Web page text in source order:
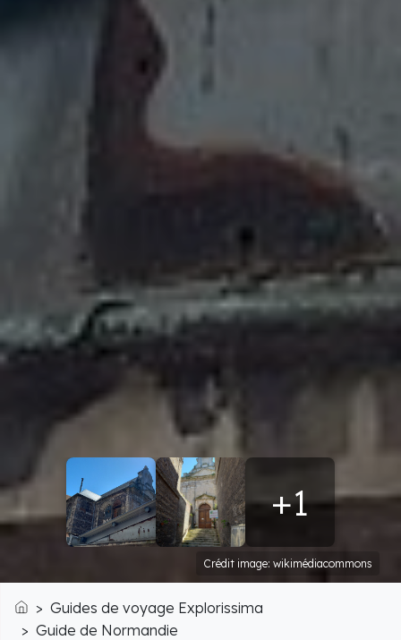
+1
Crédit image: wikimédiacommons
Accueil
Guides de voyage Explorissima
Guide de Normandie